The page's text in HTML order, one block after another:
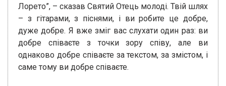
Лорето”, – сказав Святий Отець молоді. Твій шлях
– з гітарами, з піснями, і ви робите це добре,
дуже добре. Я вже зміг вас слухати один раз: ви
добре співаєте з точки зору співу, але ви
однаково добре співаєте за текстом, за змістом, і
саме тому ви добре співаєте.